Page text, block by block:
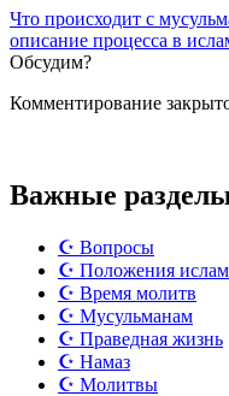
Что происходит с
описание процесса в
Обсудим?
Комментирование
Важные
☪️ Вопросы
☪️ Положения
☪️ Время молитв
☪️ Мусульманам
☪️ Праведная жизнь
☪️ Намаз
☪️ Молитвы